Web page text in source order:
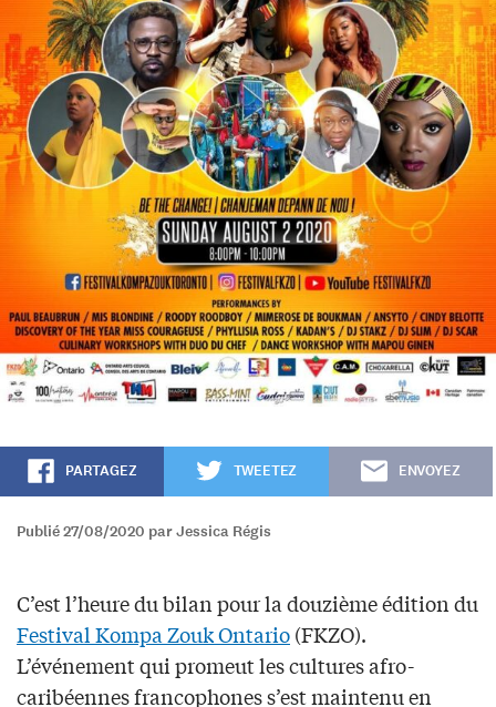
PARTAGEZ TWEETEZ ENVOYEZ
Publié 27/08/2020 par Jessica Régis
C’est l’heure du bilan pour la douzième édition du
Festival Kompa Zouk Ontario(FKZO).
L’événement qui promeut les cultures afro-
caribéennes francophones s’est maintenu en